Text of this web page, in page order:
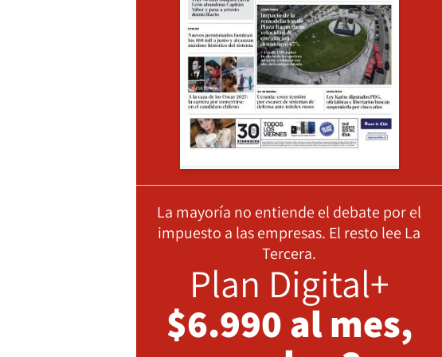
La mayoría no entiende el debate por el
impuesto a las empresas. El resto lee La
Tercera.
Plan Digital+
$6.990 al mes,